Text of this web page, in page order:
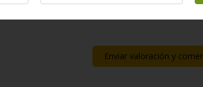
Enviar valoración y